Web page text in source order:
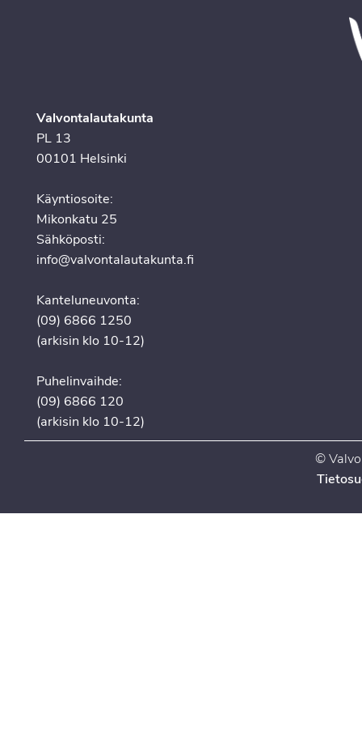
Valvontalautakunta
PL 13
00101 Helsinki
Käyntiosoite:
Mikonkatu 25
Sähköposti:
info@valvontalautakunta.fi
Kanteluneuvonta:
(09) 6866 1250
(arkisin klo 10-12)
Puhelinvaihde:
(09) 6866 120
(arkisin klo 10-12)
©